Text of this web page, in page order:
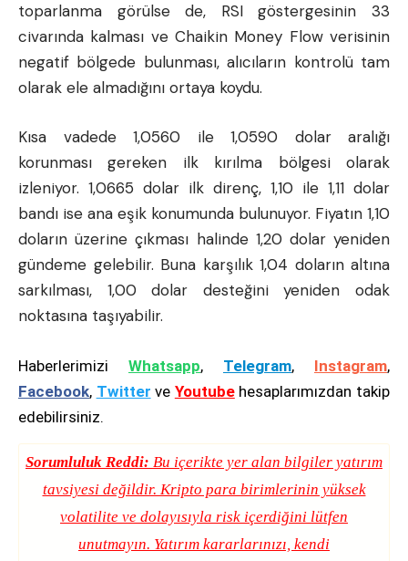
toparlanma görülse de, RSI göstergesinin 33
civarında kalması ve Chaikin Money Flow verisinin
negatif bölgede bulunması, alıcıların kontrolü tam
olarak ele almadığını ortaya koydu.
Kısa vadede 1,0560 ile 1,0590 dolar aralığı
korunması gereken ilk kırılma bölgesi olarak
izleniyor. 1,0665 dolar ilk direnç, 1,10 ile 1,11 dolar
bandı ise ana eşik konumunda bulunuyor. Fiyatın 1,10
doların üzerine çıkması halinde 1,20 dolar yeniden
gündeme gelebilir. Buna karşılık 1,04 doların altına
sarkılması, 1,00 dolar desteğini yeniden odak
noktasına taşıyabilir.
Haberlerimizi Whatsapp, Telegram, Instagram,
Facebook, Twitter ve Youtubehesaplarımızdan takip
edebilirsiniz.
Sorumluluk Reddi: Bu içerikte yer alan bilgiler yatırım
tavsiyesi değildir. Kripto para birimlerinin yüksek
volatilite ve dolayısıyla risk içerdiğini lütfen
unutmayın. Yatırım kararlarınızı, kendi